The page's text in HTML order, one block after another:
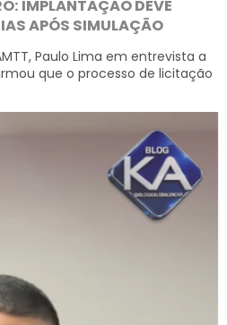
IMPLANTAÇÃO DEVE
APÓS SIMULAÇÃO
Paulo Lima em entrevista a
que o processo de licitação